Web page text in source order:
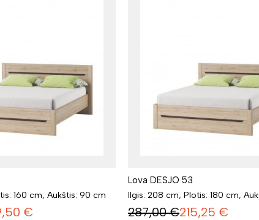
160 cm, Aukštis: 90 cm
€
Lova DESJO 53
Ilgis: 208 cm, Plotis: 180 cm,
287,00 €215,25 €